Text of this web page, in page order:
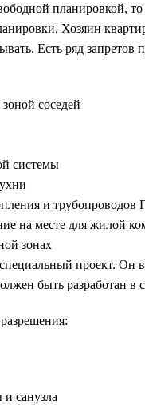
планировкой,
Хозяин
Есть ряд запретов
соседей
системы
и
на месте для жилой
зонах
проект. Он
быть разработан в
санузла